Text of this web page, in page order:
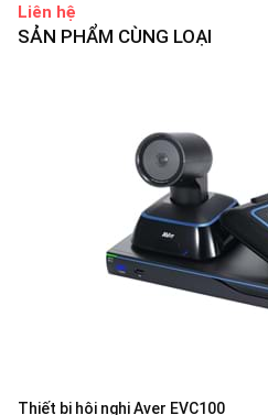
Liên hệ
SẢN PHẨM CÙNG LOẠI
Thiết bị hội nghị Aver EVC100